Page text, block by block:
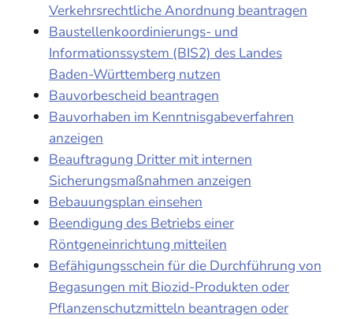
Verkehrsrechtliche Anordnung beantragen
Baustellenkoordinierungs- und
Informationssystem (BIS2) des Landes
Baden-Württemberg nutzen
Bauvorbescheid beantragen
Bauvorhaben im Kenntnisgabeverfahren
anzeigen
Beauftragung Dritter mit internen
Sicherungsmaßnahmen anzeigen
Bebauungsplan einsehen
Beendigung des Betriebs einer
Röntgeneinrichtung mitteilen
Befähigungsschein für die Durchführung von
Begasungen mit Biozid-Produkten oder
Pflanzenschutzmitteln beantragen oder